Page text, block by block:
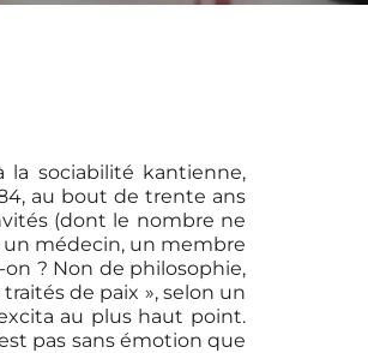
la sociabilité kantienne,
au bout de trente ans
(dont le nombre ne
un médecin, un membre
? Non de philosophie,
de paix », selon un
au plus haut point.
pas sans émotion que